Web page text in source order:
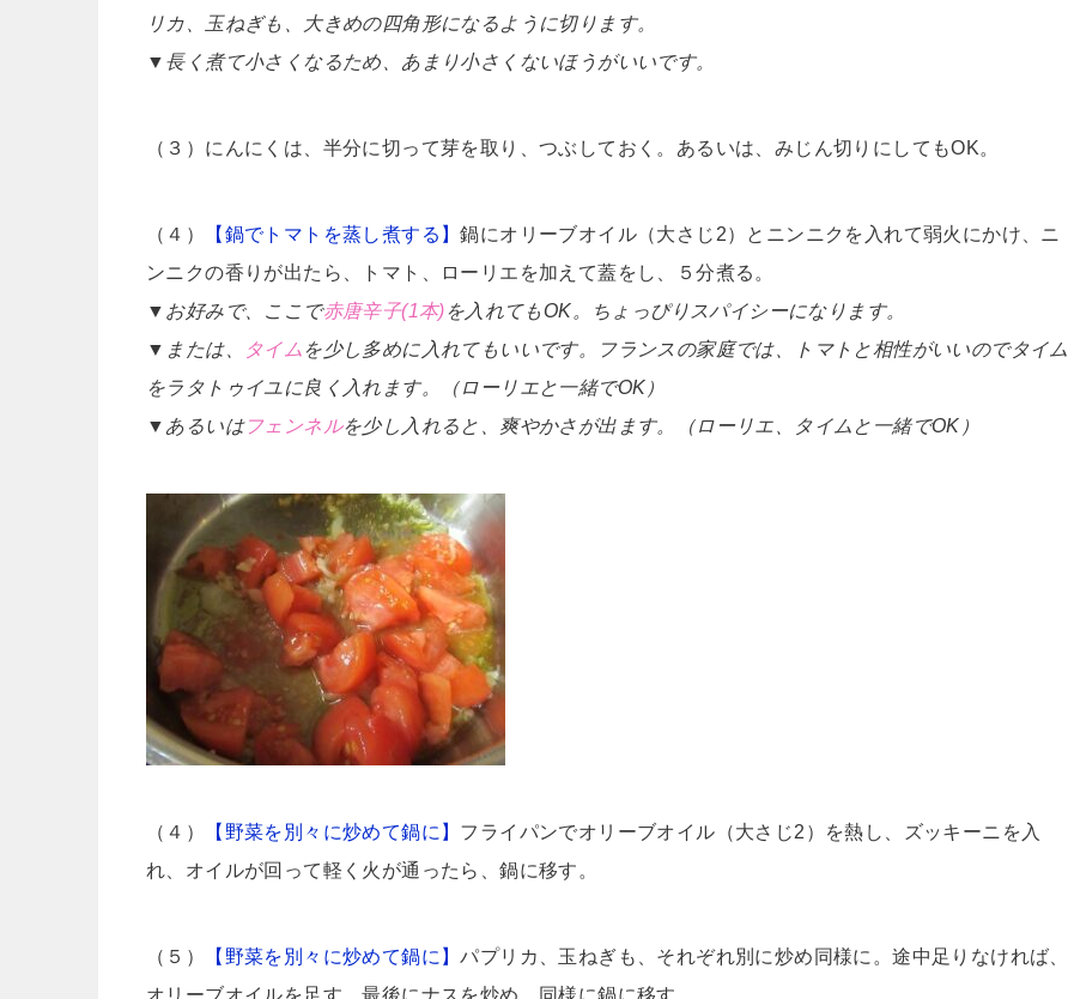
リカ、玉ねぎも、大きめの四角形になるように切ります。
▼長く煮て小さくなるため、あまり小さくないほうがいいです。
（３）にんにくは、半分に切って芽を取り、つぶしておく。あるいは、みじん切りにしてもOK。
（４） 【鍋でトマトを蒸し煮する】鍋にオリーブオイル（大さじ2）とニンニクを入れて弱火にかけ、ニ
ンニクの香りが出たら、トマト、ローリエを加えて蓋をし、５分煮る。
▼お好みで、ここで赤唐辛子(1本) を入れてもOK。ちょっぴりスパイシーになります。
▼または、
タイム を少し多めに入れてもいいです。フランスの家庭では、トマトと相性がいいのでタイム
をラタトゥイユに良く入れます。（ローリエと一緒でOK）
▼あるいはフェンネルを少し入れると、爽やかさが出ます。（ローリエ、タイムと一緒でOK）
（４） 【野菜を別々に炒めて鍋に】 フライパンでオリーブオイル（大さじ2）を熱し、ズッキーニを入
れ、オイルが回って軽く火が通ったら、鍋に移す。
（５） 【野菜を別々に炒めて鍋に】パプリカ、玉ねぎも、それぞれ別に炒め同様に。途中足りなければ、
オリーブオイルを足す。最後にナスを炒め、同様に鍋に移す。